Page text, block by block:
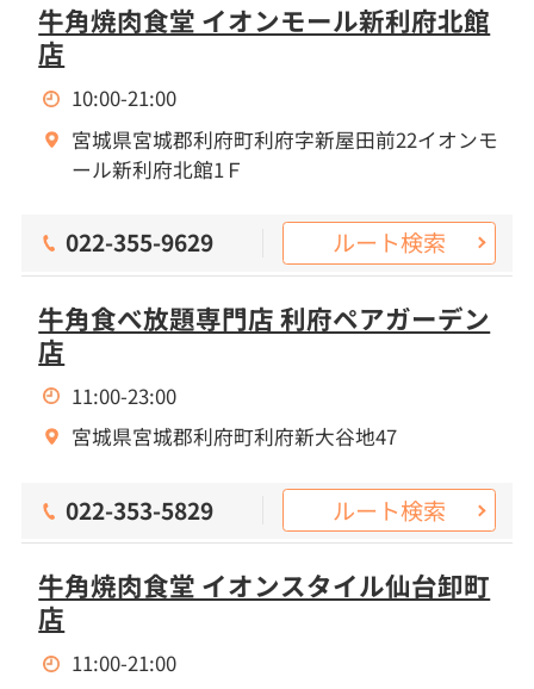
牛角焼肉食堂 イオンモール新利府北館
店
10:00-21:00
宮城県宮城郡利府町利府字新屋田前22イオンモ
ール新利府北館1Ｆ
022-355-9629 ルート検索
牛角食べ放題専門店 利府ペアガーデン
店
11:00-23:00
宮城県宮城郡利府町利府新大谷地47
022-353-5829 ルート検索
牛角焼肉食堂 イオンスタイル仙台卸町
店
11:00-21:00